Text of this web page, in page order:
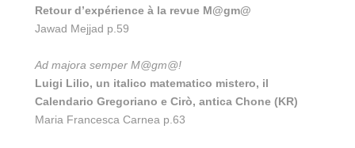
Retour d’expérience à la revue M@gm@
Jawad Mejjad p.59
Ad majora semper M@gm@!
Luigi Lilio, un italico matematico mistero, il
Calendario Gregoriano e Cirò, antica Chone (KR)
Maria Francesca Carnea p.63